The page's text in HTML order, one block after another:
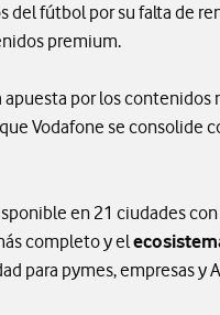
del fútbol por su falta de
premium.
apuesta por los
Vodafone se consolide
en 21 ciudades
completo y el
para pymes, empresas y